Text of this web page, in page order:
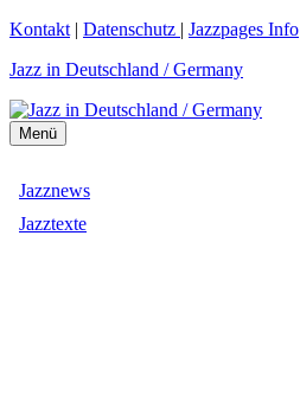
Zum
springen
Kontakt | Datenschutz | Jazzpages Info
Jazz in Deutschland / Germany
Menü
Jazznews
Jazztexte